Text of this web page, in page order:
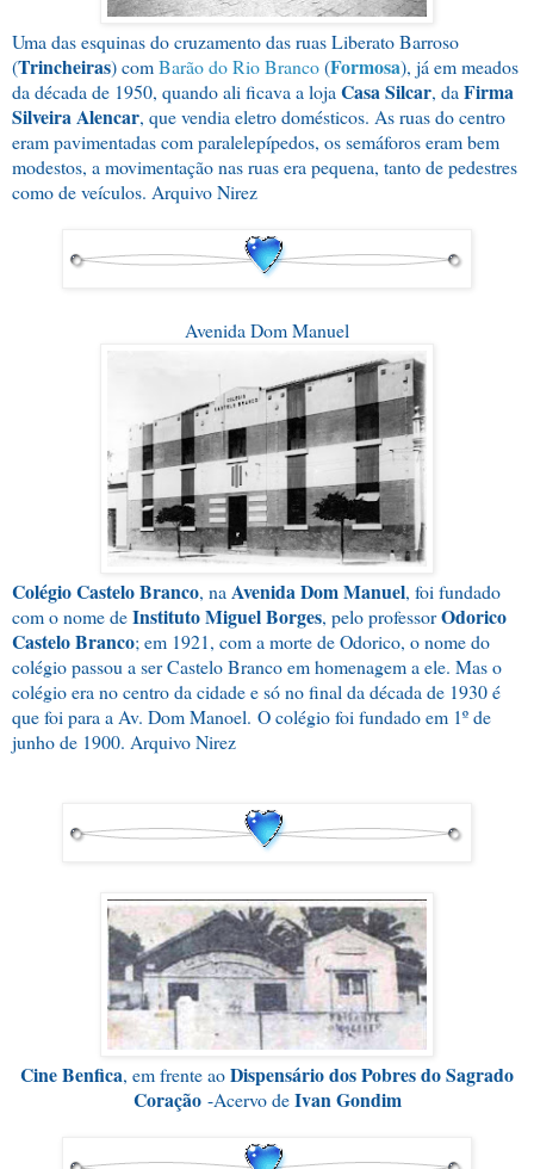
Uma das esquinas do cruzamento das ruas Liberato Barroso
(Trincheiras) comBarão do Rio Branco(Formosa), já em meados
da década de 1950, quando ali ficava a loja Casa Silcar, da Firma
Silveira Alencar, que vendia eletro domésticos. As ruas do centro
eram pavimentadas com paralelepípedos, os semáforos eram bem
modestos, a movimentação nas ruas era pequena, tanto de pedestres
como de veículos. Arquivo Nirez
Avenida Dom Manuel
Colégio Castelo Branco, na Avenida Dom Manuel, foi fundado
com o nome deInstituto Miguel Borges, pelo professorOdorico
Castelo Branco; em 1921, com a morte de Odorico, o nome do
colégio passou a ser Castelo Branco em homenagem a ele. Mas o
colégio era no centro da cidade e só no final da década de 1930 é
que foi para a Av. Dom Manoel. O colégio foi fundado em 1º de
junho de 1900. Arquivo Nirez
Cine Benfica, em frente aoDispensário dos Pobres do Sagrado
Coração -Acervo deIvan Gondim